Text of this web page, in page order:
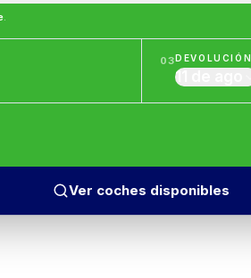
.
03DEVOLUCIÓN
11 de ago
Ver coches disponibles